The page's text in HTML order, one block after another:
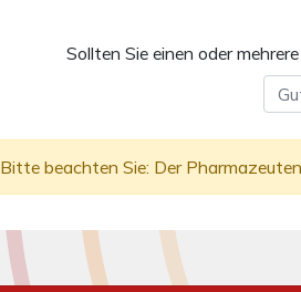
Sollten Sie einen oder
Bitte beachten Sie: Der